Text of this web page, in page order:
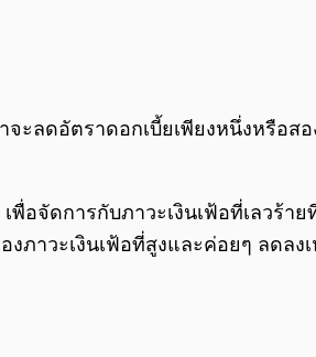
ะลดอัตราดอกเบี้ยเพียงหนึ่งหรือ
อจัดการกับภาวะเงินเฟ้อที่เลวร้า
าวะเงินเฟ้อที่สูงและค่อยๆ ลดลง